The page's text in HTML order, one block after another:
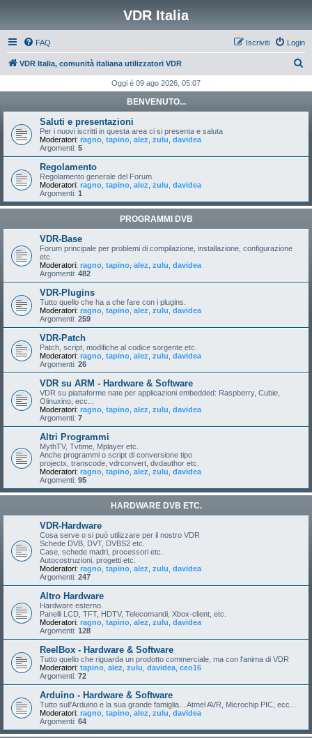
VDR Italia
FAQ Login
Iscriviti
VDR Italia, comunità italiana utilizzatori VDR
c
Oggi è 09 ago 2026, 05:07
BENVENUTO...
Saluti e presentazioni
Per i nuovi iscritti in questa area ci si presenta e saluta
Moderatori: ragno tapino alez zulu davidea
Argomenti: 5
Regolamento
Regolamento generale del Forum
Moderatori: ragno tapino alez zulu davidea
Argomenti: 1
PROGRAMMI DVB
VDR-Base
Forum principale per problemi di compilazione, installazione, configurazione
etc.
Moderatori: ragno tapino alez zulu davidea
Argomenti: 482
VDR-Plugins
Tutto quello che ha a che fare con i plugins.
Moderatori: ragno tapino alez zulu davidea
Argomenti: 259
VDR-Patch
Patch, script, modifiche al codice sorgente etc.
Moderatori: ragno tapino alez zulu davidea
Argomenti: 26
VDR su ARM - Hardware & Software
VDR su piattaforme nate per applicazioni embedded: Raspberry, Cubie,
Olinuxino, ecc...
Moderatori: ragno tapino alez zulu davidea
Argomenti: 7
Altri Programmi
MythTV, Tvtime, Mplayer etc.
Anche programmi o script di conversione tipo
projectx, transcode, vdrconvert, dvdauthor etc.
Moderatori: ragno tapino alez zulu davidea
Argomenti: 95
HARDWARE DVB ETC.
VDR-Hardware
Cosa serve o si può utilizzare per il nostro VDR
Schede DVB, DVT, DVBS2 etc.
Case, schede madri, processori etc.
Autocostruzioni, progetti etc.
Moderatori: ragno tapino alez zulu davidea
Argomenti: 247
Altro Hardware
Hardware esterno.
Panelli LCD, TFT, HDTV, Telecomandi, Xbox-client, etc.
Moderatori: ragno tapino alez zulu davidea
Argomenti: 128
ReelBox - Hardware & Software
Tutto quello che riguarda un prodotto commerciale, ma con l'anima di VDR
Moderatori: tapino alez zulu davidea ceo16
Argomenti: 72
Arduino - Hardware & Software
Tutto sull'Arduino e la sua grande famiglia... Atmel AVR, Microchip PIC, ecc...
Moderatori: ragno tapino alez zulu davidea
Argomenti: 64